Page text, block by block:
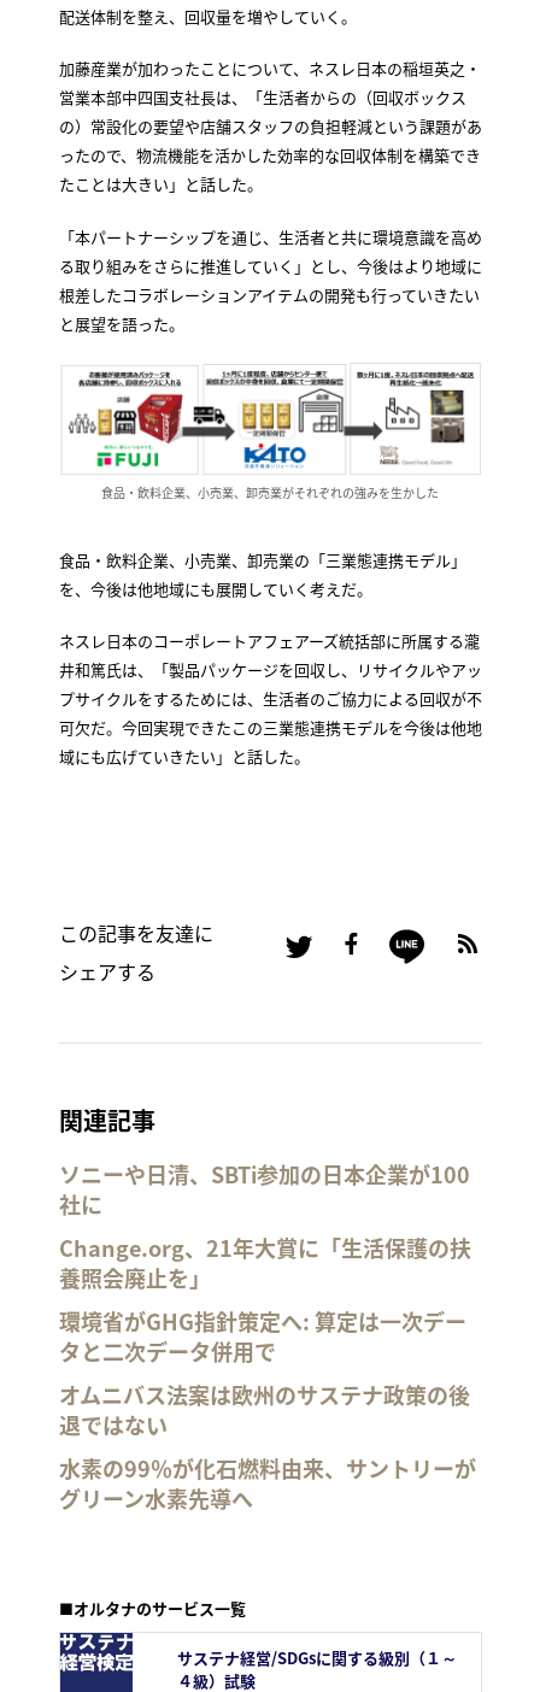
配送体制を整え、回収量を増やしていく。
加藤産業が加わったことについて、ネスレ日本の稲垣英之・
営業本部中四国支社長は、「生活者からの（回収ボックス
の）常設化の要望や店舗スタッフの負担軽減という課題があ
ったので、物流機能を活かした効率的な回収体制を構築でき
たことは大きい」と話した。
「本パートナーシップを通じ、生活者と共に環境意識を高め
る取り組みをさらに推進していく」とし、今後はより地域に
根差したコラボレーションアイテムの開発も行っていきたい
と展望を語った。
食品・飲料企業、小売業、卸売業がそれぞれの強みを生かした
食品・飲料企業、小売業、卸売業の「三業態連携モデル」
を、今後は他地域にも展開していく考えだ。
ネスレ日本のコーポレートアフェアーズ統括部に所属する瀧
井和篤氏は、「製品パッケージを回収し、リサイクルやアッ
プサイクルをするためには、生活者のご協力による回収が不
可欠だ。今回実現できたこの三業態連携モデルを今後は他地
域にも広げていきたい」と話した。
この記事を友達に
シェアする
関連記事
ソニーや日清、SBTi参加の日本企業が100
社に
Change.org、21年大賞に「生活保護の扶
養照会廃止を」
環境省がGHG指針策定へ: 算定は一次デー
タと二次データ併用で
オムニバス法案は欧州のサステナ政策の後
退ではない
水素の99％が化石燃料由来、サントリーが
グリーン水素先導へ
■オルタナのサービス一覧
サステナ経営/SDGsに関する級別（１～
４級）試験